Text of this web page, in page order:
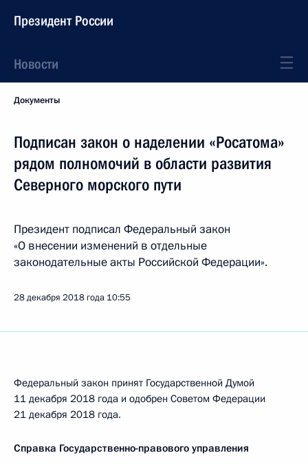
Президент России
Новости
Документы
Подписан закон о наделении «Росатома»
рядом полномочий в области развития
Северного морского пути
Президент подписал Федеральный закон
«О внесении изменений в отдельные
законодательные акты Российской Федерации».
28 декабря 2018 года 10:55
Федеральный закон принят Государственной Думой
11 декабря 2018 года и одобрен Советом Федерации
21 декабря 2018 года.
Справка Государственно-правового управления